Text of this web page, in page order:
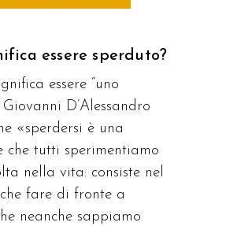
essere sperduto?
essere “uno
Giovanni D’Alessandro
«sperdersi è una
che tutti sperimentiamo
nella vita: consiste nel
fare di fronte a
neanche sappiamo